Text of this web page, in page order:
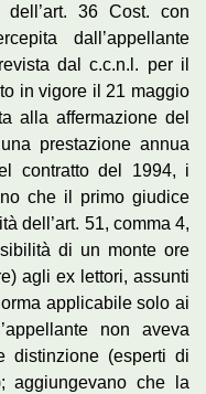
36 Cost. con
dall’appellante
dal c.c.n.l. per il
in vigore il 21 maggio
alla affermazione del
prestazione annua
contratto del 1994, i
che il primo giudice
dell’art. 51, comma 4,
di un monte ore
agli ex lettori, assunti
applicabile solo ai
non aveva
distinzione (esperti di
aggiungevano che la